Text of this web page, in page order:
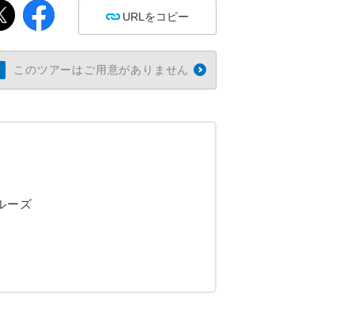
URLをコピー
このツアーはご用意がありません
ーズ